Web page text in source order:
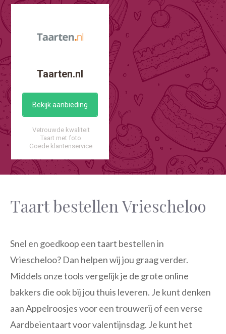
Taarten.nl
Bekijk aanbieding
Vetrouwde kwaliteit
Taart met foto
Goede klantenservice
Taart bestellen Vriescheloo
Snel en goedkoop een taart bestellen in
Vriescheloo? Dan helpen wij jou graag verder.
Middels onze tools vergelijk je de grote online
bakkers die ook bij jou thuis leveren. Je kunt denken
aan Appelroosjes voor een trouwerij of een verse
Aardbeientaart voor valentijnsdag. Je kunt het